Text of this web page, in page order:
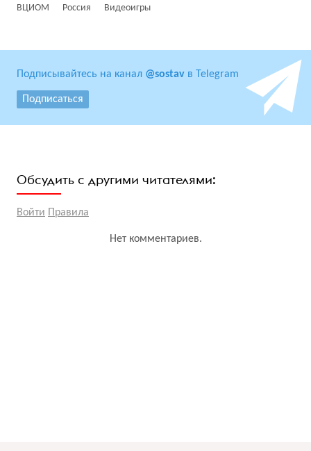
ВЦИОМ Россия Видеоигры
Подписывайтесь на канал @sostav в Telegram
Подписаться
Обсудить с другими читателями:
Войти Правила
Нет комментариев.